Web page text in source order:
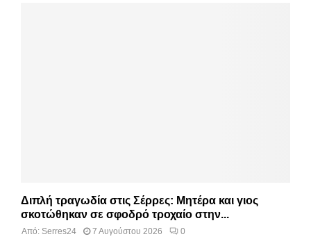
Διπλή τραγωδία στις Σέρρες: Μητέρα και γιος
σκοτώθηκαν σε σφοδρό τροχαίο στην...
Από: Serres24 7 Αυγούστου 2026 0